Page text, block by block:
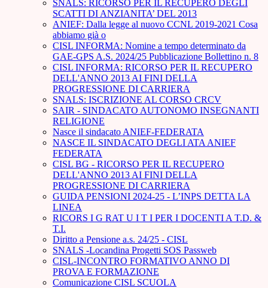
SNALS: RICORSO PER IL RECUPERO DEGLI
SCATTI DI ANZIANITA’ DEL 2013
ANIEF: Dalla legge al nuovo CCNL 2019-2021 Cosa
abbiamo già o
CISL INFORMA: Nomine a tempo determinato da
GAE-GPS A.S. 2024/25 Pubblicazione Bollettino n. 8
CISL INFORMA: RICORSO PER IL RECUPERO
DELL'ANNO 2013 AI FINI DELLA
PROGRESSIONE DI CARRIERA
SNALS: ISCRIZIONE AL CORSO CRCV
SAIR - SINDACATO AUTONOMO INSEGNANTI
RELIGIONE
Nasce il sindacato ANIEF-FEDERATA
NASCE IL SINDACATO DEGLI ATA ANIEF
FEDERATA
CISL BG - RICORSO PER IL RECUPERO
DELL'ANNO 2013 AI FINI DELLA
PROGRESSIONE DI CARRIERA
GUIDA PENSIONI 2024-25 - L’INPS DETTA LA
LINEA
RICORS I G RAT U I T I PER I DOCENTI A T.D. &
T.I.
Diritto a Pensione a.s. 24/25 - CISL
SNALS -Locandina Progetti SOS Passweb
CISL-INCONTRO FORMATIVO ANNO DI
PROVA E FORMAZIONE
Comunicazione CISL SCUOLA